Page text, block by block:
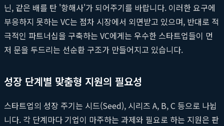
닌, 같은 배를 탄 '항해사'가 되어주기를 바랍니다. 이러한 요구에
부응하지 못하는 VC는 점차 시장에서 외면받고 있으며, 반대로 적
극적인 파트너십을 구축하는 VC에게는 우수한 스타트업들이 먼
저 문을 두드리는 선순환 구조가 만들어지고 있습니다.
성장 단계별 맞춤형 지원의 필요성
스타트업의 성장 주기는 시드(Seed), 시리즈 A, B, C 등으로 나뉩
니다. 각 단계마다 기업이 마주하는 과제와 필요로 하는 지원은 판